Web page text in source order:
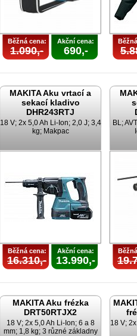
Běžná cena:
1.090,-
Akční cena:
690,-
MAKITA Aku vrtací a
sekací kladivo
DHR243RTJ
18 V; 2x 5,0 Ah Li-Ion; 2,0 J; 3,4
kg; Makpac
Běžná cena:
16.310,-
Akční cena:
13.990,-
BL;
MAKITA Aku frézka
DRT50RTJX2
18 V; 2x 5,0 Ah Li-Ion; 6 a 8
mm; 1,8 kg; 3 různé základny
18 V;